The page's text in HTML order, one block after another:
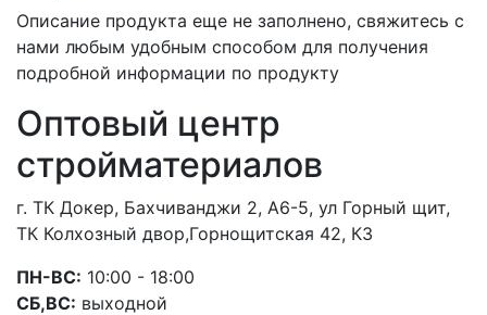
Описание продукта еще не заполнено, свяжитесь с
нами любым удобным способом для получения
подробной информации по продукту
Оптовый центр
стройматериалов
г. ТК Докер, Бахчиванджи 2, А6-5, ул Горный щит,
ТК Колхозный двор,Горнощитская 42, К3
ПН-ВС: 10:00 - 18:00
СБ,ВС: выходной